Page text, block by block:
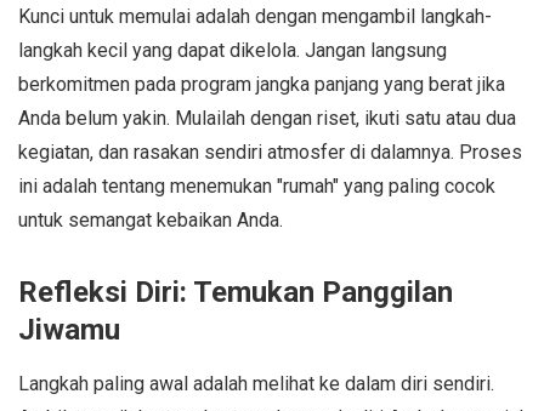
Kunci untuk memulai adalah dengan mengambil langkah-
langkah kecil yang dapat dikelola. Jangan langsung
berkomitmen pada program jangka panjang yang berat jika
Anda belum yakin. Mulailah dengan riset, ikuti satu atau dua
kegiatan, dan rasakan sendiri atmosfer di dalamnya. Proses
ini adalah tentang menemukan "rumah" yang paling cocok
untuk semangat kebaikan Anda.
Refleksi Diri: Temukan Panggilan
Jiwamu
Langkah paling awal adalah melihat ke dalam diri sendiri.